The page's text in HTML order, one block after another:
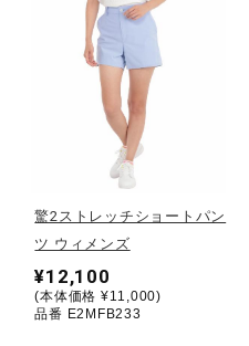
その他
サポート
直営店一覧
取扱店一覧
驚2ストレッチショートパン
ツ ウィメンズ
¥12,100
(本体価格 ¥11,000)
品番 E2MFB233